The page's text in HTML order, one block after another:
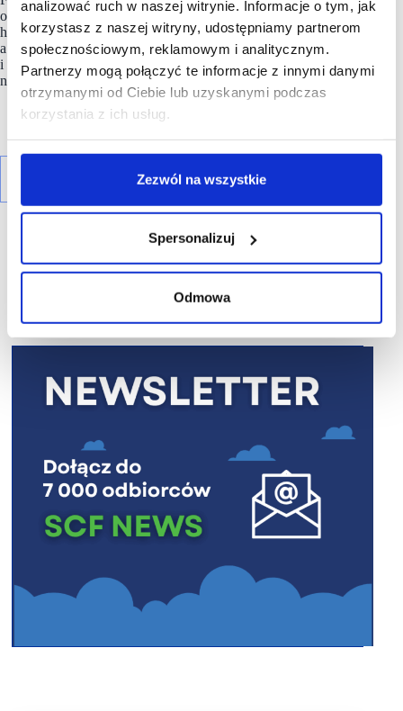
analizować ruch w naszej witrynie. Informacje o tym, jak
korzystasz z naszej witryny, udostępniamy partnerom
społecznościowym, reklamowym i analitycznym.
Partnerzy mogą połączyć te informacje z innymi danymi
otrzymanymi od Ciebie lub uzyskanymi podczas
korzystania z ich usług.
Zezwól na wszystkie
Spersonalizuj
Odmowa
oraz realizowanych projektów nowoczesnych obiektów
handlowych o łącznej powierzchni ponad 900 tys. mkw.,
a obecnie jest w trakcie procesu komercjalizacji
i rekomercjalizacji ponad 60 centrów i parków handlowych
na terenie całego kraju.